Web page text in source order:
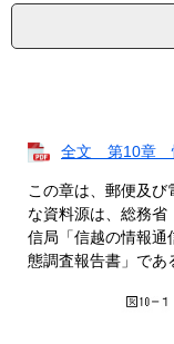
全文 第10章
この章は、郵便及び
な資料源は、総務省
信局「信越の情報通
態調査報告書」であ